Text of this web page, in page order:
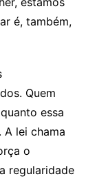
é, também,
Quem
essa
A lei chama
o
regularidade